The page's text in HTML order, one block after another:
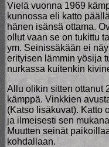
Vielä vuonna 1969
kunnossa eli katto
hänen isänsä ottama.
ollut vaan se on tukittu
ym. Seinissäkään ei
erityisen lämmin yösija
nurkassa kuitenkin
Allu olikin sitten ottanut
kämppä. Vinkkien
(Katso lisäkuvat). Katto
ja ilmeisesti sen
Muutten seinät
kohdallaan.